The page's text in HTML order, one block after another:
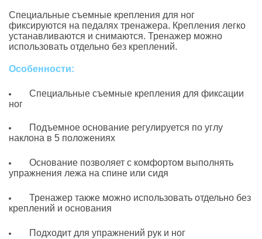
Специальные съемные крепления для ног
фиксируются на педалях тренажера. Крепления легко
устанавливаются и снимаются. Тренажер можно
использовать отдельно без креплений.
Особенности:
Специальные съемные крепления для фиксации
ног
Подъемное основание регулируется по углу
наклона в 5 положениях
Основание позволяет с комфортом выполнять
упражнения лежа на спине или сидя
Тренажер также можно использовать отдельно без
креплений и основания
Подходит для упражнений рук и ног